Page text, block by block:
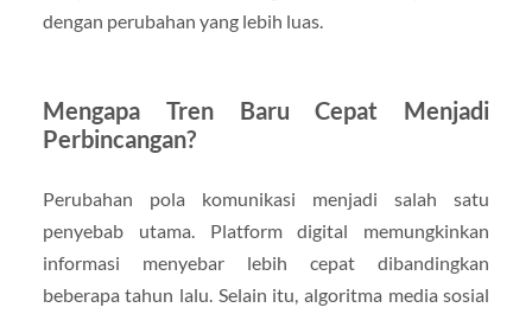
dengan perubahan yang lebih luas.
Mengapa Tren Baru Cepat Menjadi
Perbincangan?
Perubahan pola komunikasi menjadi salah satu
penyebab utama. Platform digital memungkinkan
informasi menyebar lebih cepat dibandingkan
beberapa tahun lalu. Selain itu, algoritma media sosial